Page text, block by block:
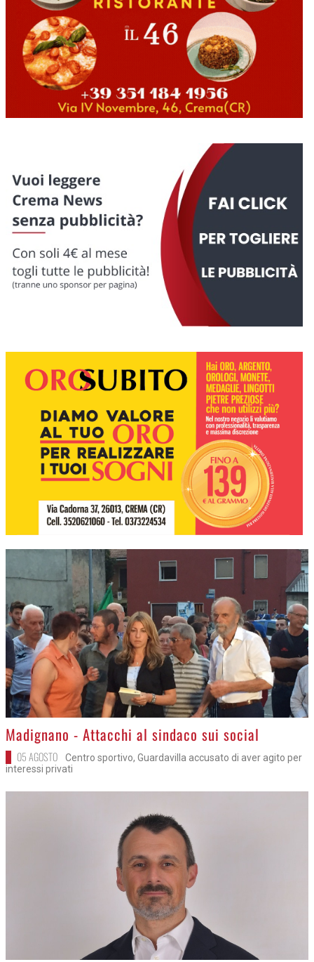
>Madignano - Attacchi al sindaco sui social
05 AGOSTO
Centro sportivo, Guardavilla accusato di aver agito per
interessi privati